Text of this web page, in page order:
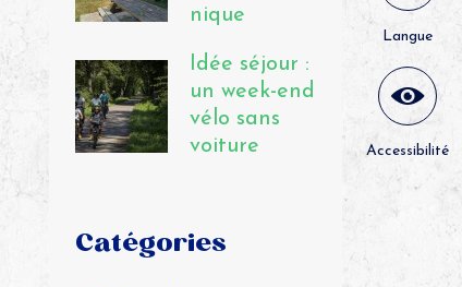
Langue
Accessibilité
nique
Idée séjour :
un week-end
vélo sans
voiture
Catégories